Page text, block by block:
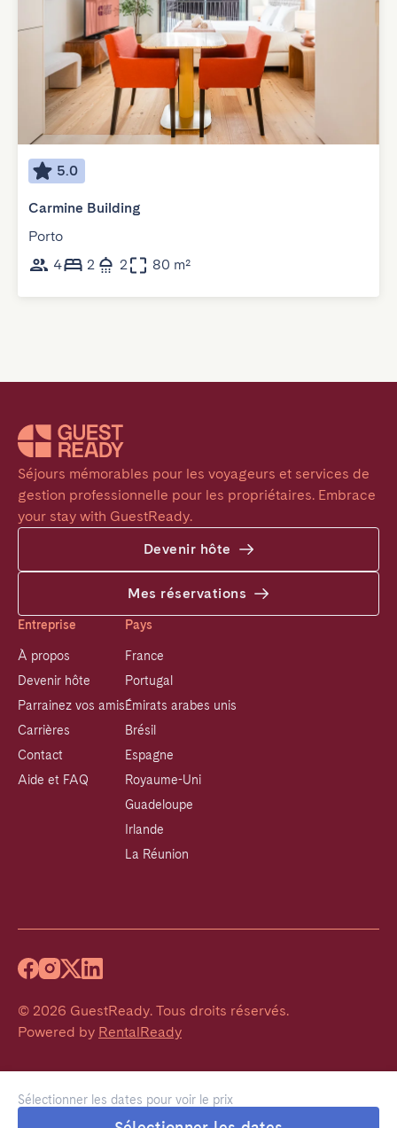
Sélectionner les dates pour voir le prix
5.0
Carmine Building
Porto
4
2 2 80 m²
Séjours mémorables pour les voyageurs et services de
gestion professionnelle pour les propriétaires. Embrace
your stay with GuestReady.
Devenir hôte
Mes réservations
Entreprise
À propos
Devenir hôte
Parrainez vos amis
Carrières
Contact
Aide et FAQ
Pays
France
Portugal
Émirats arabes unis
Brésil
Espagne
Royaume-Uni
Guadeloupe
Irlande
La Réunion
© 2026 GuestReady. Tous droits réservés.
Powered by RentalReady